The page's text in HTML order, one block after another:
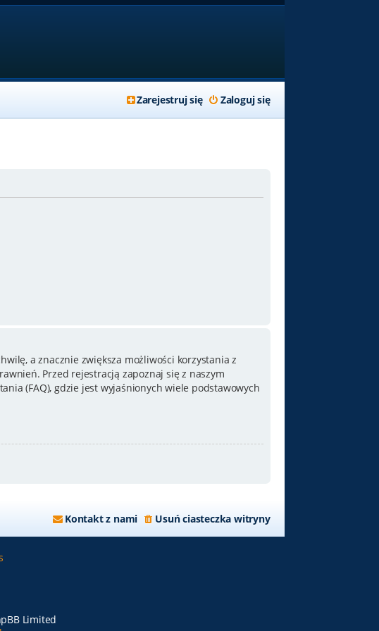
Zaloguj się
Zarejestruj się
a znacznie zwiększa możliwości korzystania z
Przed rejestracją zapoznaj się z naszym
(FAQ), gdzie jest wyjaśnionych wiele podstawowych
Usuń ciasteczka witryny
Kontakt z nami
Limited